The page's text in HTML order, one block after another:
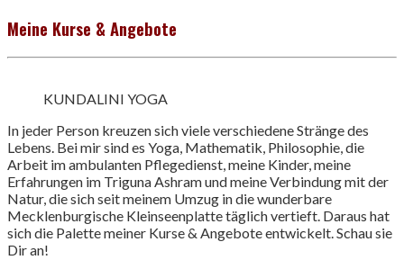
Meine Kurse & Angebote
KUNDALINI YOGA
In jeder Person kreuzen sich viele verschiedene Stränge des
Lebens. Bei mir sind es Yoga, Mathematik, Philosophie, die
Arbeit im ambulanten Pflegedienst, meine Kinder, meine
Erfahrungen im Triguna Ashram und meine Verbindung mit der
Natur, die sich seit meinem Umzug in die wunderbare
Mecklenburgische Kleinseenplatte täglich vertieft. Daraus hat
sich die Palette meiner Kurse & Angebote entwickelt. Schau sie
Dir an!